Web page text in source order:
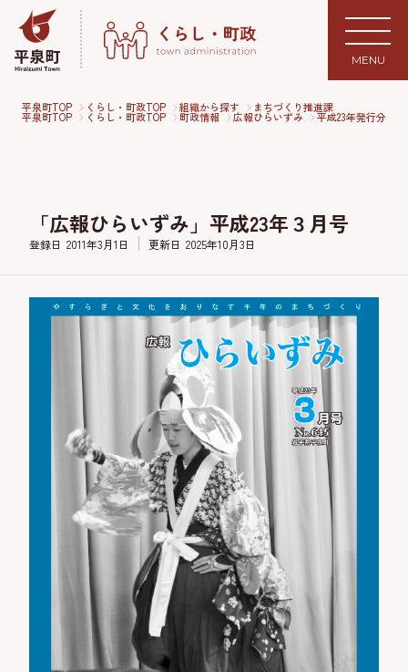
MENU
平泉町TOP くらし・町政TOP 組織から探す まちづくり推進課
平泉町TOP くらし・町政TOP 町政情報 広報ひらいずみ 平成23年発行分
「広報ひらいずみ」平成23年３月号
登録日 2011年3月1日 更新日 2025年10月3日